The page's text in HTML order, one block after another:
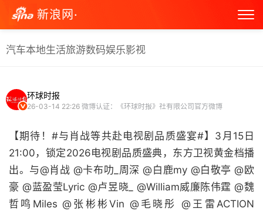
新浪网·
汽车本地生活旅游数码娱乐影视
环球时报
26-03-14 22:26 微博认证：《环球时报》社有限公司官方微博
【期待！#与肖战等共赴电视剧品质盛宴#】3月15日
21:00，锁定2026电视剧品质盛典，东方卫视黄金档播
出。与@肖战 @卡布叻_周深 @白鹿my @白敬亭 @欧
豪 @蓝盈莹Lyric @卢昱晓_ @William威廉陈伟霆 @魏
哲鸣Miles @张彬彬Vin @毛晓彤 @王雷ACTION